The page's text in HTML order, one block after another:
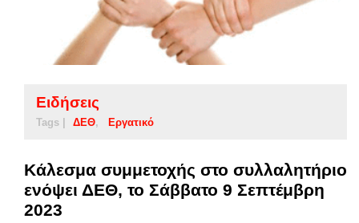
Ειδήσεις
Tags | ΔΕΘ Εργατικό
Κάλεσμα συμμετοχής στο συλλαλητήριο
ενόψει ΔΕΘ, το Σάββατο 9 Σεπτέμβρη
2023